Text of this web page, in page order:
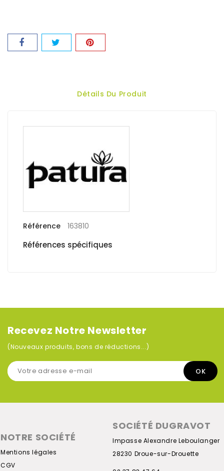
Détails Du Produit
Référence 163810
Références spécifiques
Recevez Notre Newsletter
(Nouveaux produits, bons de réductions...)
NOTRE SOCIÉTÉ
Mentions légales
CGV
SOCIÉTÉ DUGRAVOT
Impasse Alexandre Leboulanger
28230 Droue-sur-Drouette